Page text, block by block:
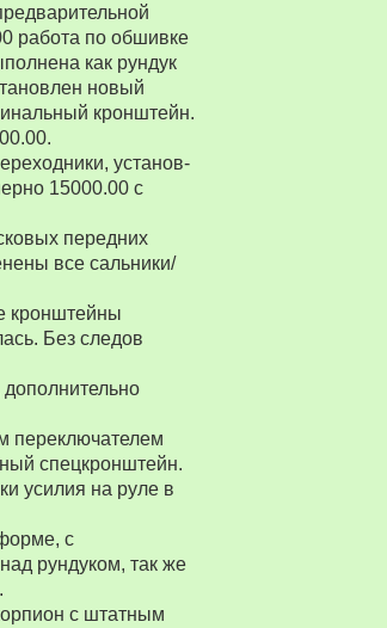
работа по обшивке
как рундук
новый
кронштейн.
установ-
15000.00 с
передних
все сальники/
кронштейны
Без следов
переключателем
спецкронштейн.
усилия на руле в
с
рундуком, так же
с штатным